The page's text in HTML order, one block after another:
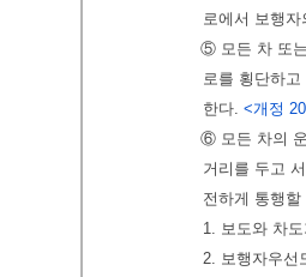
로에서 보행
⑤ 모든 차 또
로를 횡단하
한다. <개정
⑥ 모든 차의
거리를 두고
전하게 통행
1. 보도와 차
2. 보행자우선